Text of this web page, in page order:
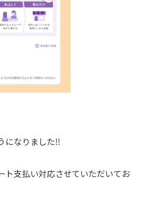
になりました‼️
ト支払い対応させていただいてお